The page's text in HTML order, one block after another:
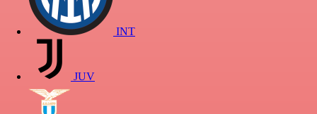
INT
JUV